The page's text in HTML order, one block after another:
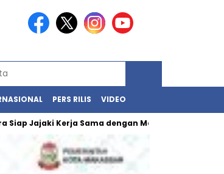
PERS RILIS VIDEO
Jajaki Kerja Sama dengan Makassar